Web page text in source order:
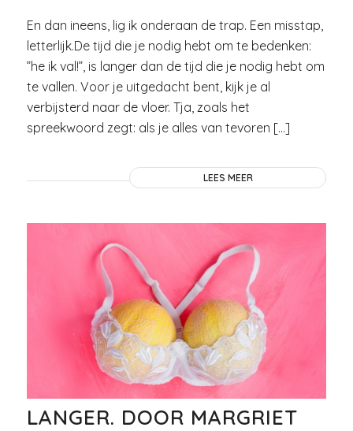
En dan ineens, lig ik onderaan de trap. Een misstap,
letterlijk.De tijd die je nodig hebt om te bedenken:
”he ik val!”, is langer dan de tijd die je nodig hebt om
te vallen. Voor je uitgedacht bent, kijk je al
verbijsterd naar de vloer. Tja, zoals het
spreekwoord zegt: als je alles van tevoren […]
LEES MEER
LANGER. DOOR MARGRIET